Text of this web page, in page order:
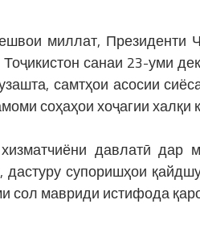
миллат, Президенти
санаи 23-уми
самтҳои асосии
соҳаҳои хоҷагии халқи
давлатӣ дар
супоришҳои
сол мавриди истифода